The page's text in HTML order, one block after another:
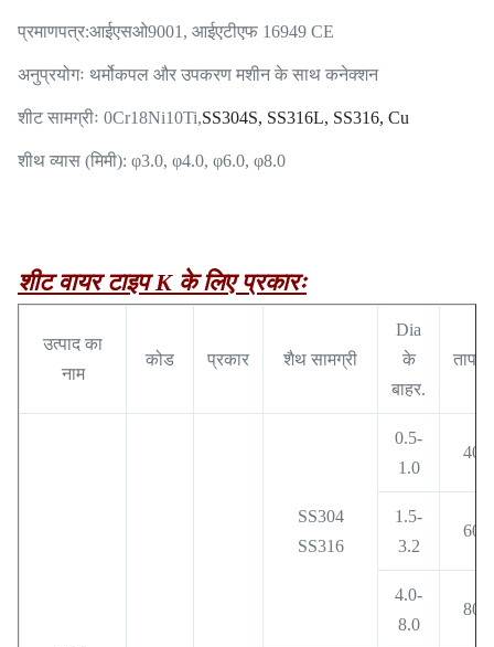
प्रमाणपत्र:आईएसओ9001, आईएटीएफ 16949 CE
अनुप्रयोगः थर्मोकपल और उपकरण मशीन के साथ कनेक्शन
शीट सामग्रीः 0Cr18Ni10Ti,SS304S, SS316L, SS316, Cu
शीथ व्यास (मिमी): φ3.0, φ4.0, φ6.0, φ8.0
शीट वायर टाइप K के लिए प्रकारः
उत्पाद का
नाम
कोड प्रकार शैथ सामग्री
Dia
के
बाहर.
SS304
SS316
0.5-
1.0
400
1.5-
3.2
600
4.0-
8.0
800